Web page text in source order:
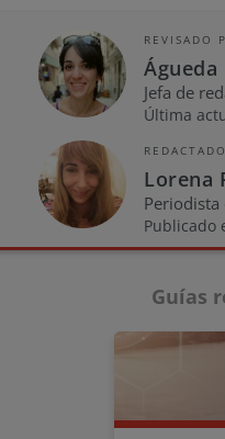
REVISADO
Águeda
Jefa de
Última
Lorena
Periodista
Publicado
Guías